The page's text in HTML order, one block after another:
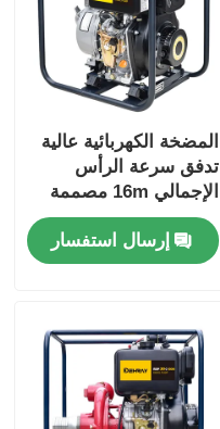
المضخة الكهربائية عالية
تدفق سرعة الرأس
الإجمالي 16m مصممة
لتحسين الإنتاجية في
عمليات معالجة السوائل
الصناعية
إرسال استفسار